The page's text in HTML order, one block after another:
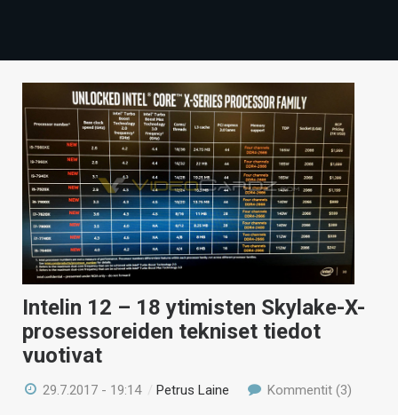
TECHBBS
HINTA.FI
KAUPPA
VAIHDA TEEMA
HAKU
Intelin 12 – 18 ytimisten Skylake-X-
prosessoreiden tekniset tiedot
vuotivat
29.7.2017 - 19:14 /Petrus Laine Kommentit (3)